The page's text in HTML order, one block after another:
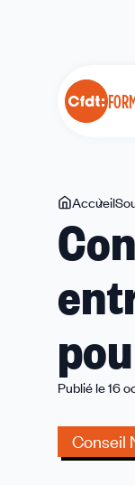
Vous
êtes
ici
Accueil
Publié le 16
Conseil